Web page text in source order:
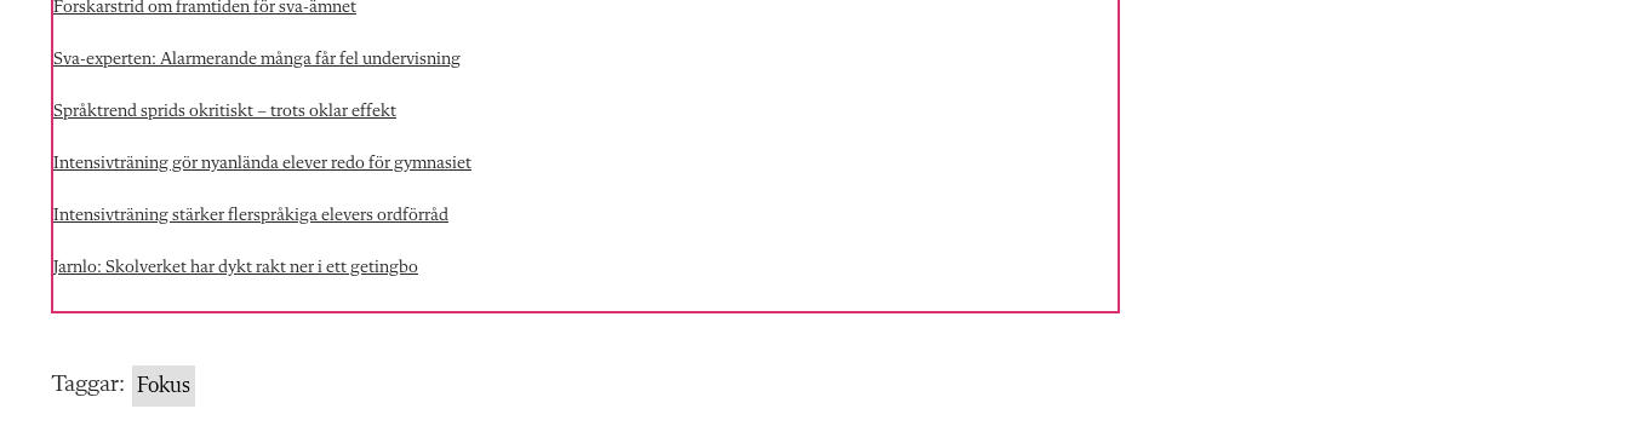
Forskarstrid om framtiden för sva-ämnet
Sva-experten: Alarmerande många får fel undervisning
Språktrend sprids okritiskt – trots oklar effekt
Intensivträning gör nyanlända elever redo för gymnasiet
Intensivträning stärker flerspråkiga elevers ordförråd
Jarnlo: Skolverket har dykt rakt ner i ett getingbo
Taggar: Fokus